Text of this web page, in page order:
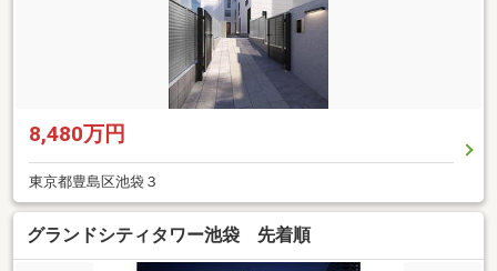
8,480万円
東京都豊島区池袋３
グランドシティタワー池袋 先着順